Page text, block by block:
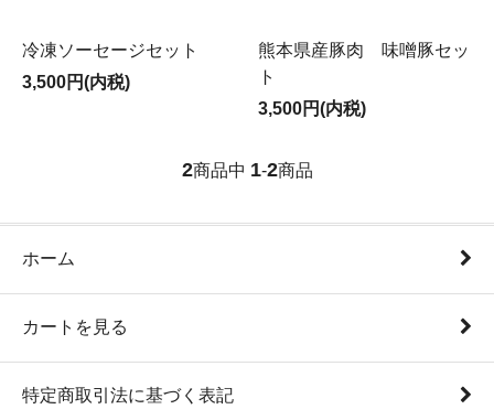
冷凍ソーセージセット
3,500円(内税)
熊本県産豚肉 味噌豚セッ
ト
3,500円(内税)
2商品中 1-2商品
ホーム
カートを見る
特定商取引法に基づく表記